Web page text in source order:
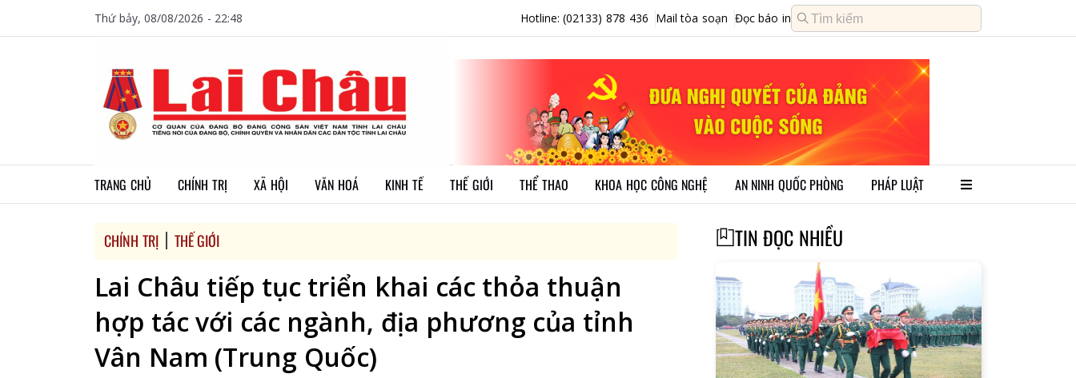
Thứ bảy, 08/08/2026 - 22:48 Hotline: (02133) 878 436 Mail tòa soạn Đọc báo in
TRANG CHỦ CHÍNH TRỊ XÃ HỘI VĂN HOÁ KINH TẾ THẾ GIỚI THỂ THAO KHOA HỌC CÔNG NGHỆ AN NINH QUỐC PHÒNG PHÁP LUẬT
CHÍNH TRỊ THẾ GIỚI
Lai Châu tiếp tục triển khai các thỏa thuận
hợp tác với các ngành, địa phương của tỉnh
Vân Nam (Trung Quốc)
TIN ĐỌC NHIỀU